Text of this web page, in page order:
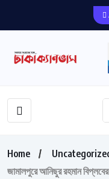
Home
জামালপুরে আনিছুর রহমান